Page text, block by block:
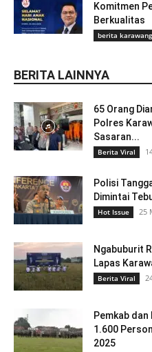
Komitmen
Berkualitas
berita karawang
BERITA LAINNYA
65 Orang
Polres
Sasaran...
Berita Viral
Polisi
Dimintai
Hot Issue 25
Ngabuburit
Lapas
Berita Viral
Pemkab
1.600
2025